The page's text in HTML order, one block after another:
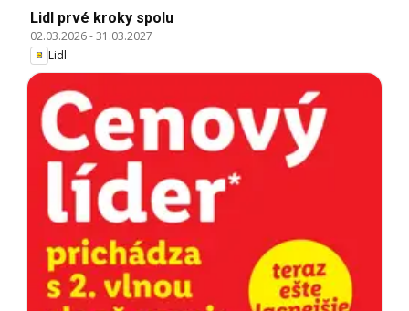
Lidl prvé kroky spolu
02.03.2026-31.03.2027
Lidl